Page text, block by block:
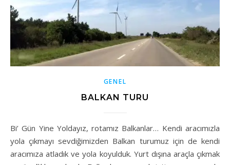
GENEL
BALKAN TURU
Bi’ Gün Yine Yoldayız, rotamız Balkanlar… Kendi aracımızla
yola çıkmayı sevdiğimizden Balkan turumuz için de kendi
aracımıza atladık ve yola koyulduk. Yurt dışına araçla çıkmak